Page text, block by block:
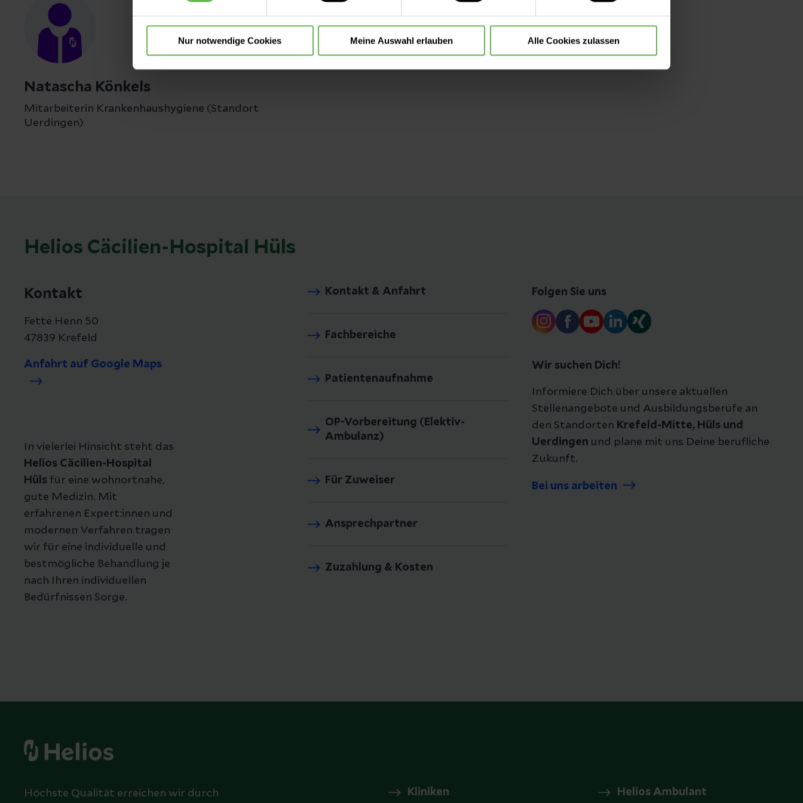
Nur notwendige Cookies Meine Auswahl erlauben Alle Cookies zulassen
Natascha Könkels
Mitarbeiterin Krankenhaushygiene (Standort
Uerdingen)
Helios Cäcilien-Hospital Hüls
Kontakt
Fette Henn 50
47839 Krefeld
Anfahrt auf Google Maps
In vielerlei Hinsicht steht das
Helios Cäcilien-Hospital
Hüls für eine wohnortnahe,
gute Medizin. Mit
erfahrenen Expert:innen und
modernen Verfahren tragen
wir für eine individuelle und
bestmögliche Behandlung je
nach Ihren individuellen
Bedürfnissen Sorge.
Kontakt & Anfahrt
Fachbereiche
Patientenaufnahme
OP-Vorbereitung (Elektiv-
Ambulanz)
Für Zuweiser
Ansprechpartner
Zuzahlung & Kosten
Folgen Sie uns
Wir suchen Dich!
Informiere Dich über unsere aktuellen
Stellenangebote und Ausbildungsberufe an
den Standorten Krefeld-Mitte, Hüls und
Uerdingen und plane mit uns Deine berufliche
Zukunft.
Bei uns arbeiten
Höchste Qualität erreichen wir durch Kliniken Helios Ambulant